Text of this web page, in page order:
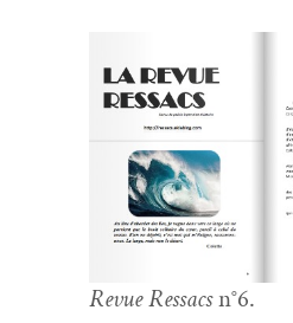
Revue Ressacsn°6.